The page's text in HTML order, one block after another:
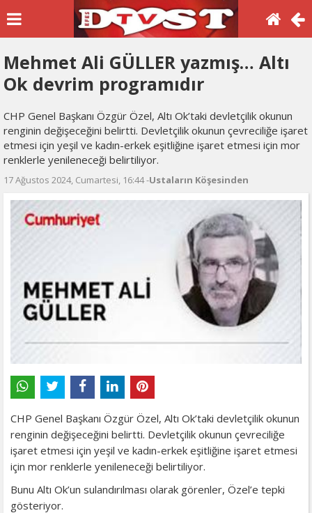
Mehmet Ali GÜLLER yazmış… Altı
Ok devrim programıdır
CHP Genel Başkanı Özgür Özel, Altı Ok’taki devletçilik okunun
renginin değişeceğini belirtti. Devletçilik okunun çevreciliğe işaret
etmesi için yeşil ve kadın-erkek eşitliğine işaret etmesi için mor
renklerle yenileneceği belirtiliyor.
17 Ağustos 2024, Cumartesi, 16:44 -Ustaların Köşesinden
CHP Genel Başkanı Özgür Özel, Altı Ok’taki devletçilik okunun
renginin değişeceğini belirtti. Devletçilik okunun çevreciliğe
işaret etmesi için yeşil ve kadın-erkek eşitliğine işaret etmesi
için mor renklerle yenileneceği belirtiliyor.
Bunu Altı Ok’un sulandırılması olarak görenler, Özel’e tepki
gösteriyor.